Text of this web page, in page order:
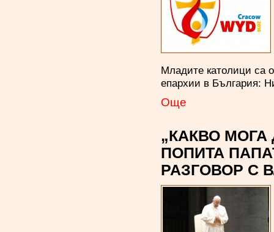
Младите католици са
епархии в България:
Oще
„КАКВО МОГА
ПОПИТА
РАЗГОВОР С